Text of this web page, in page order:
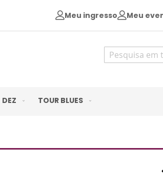
Meu ingresso Meu
Pesquisa
DEZ TOUR BLUES